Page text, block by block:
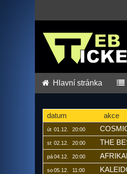
Hlavní stránka
datum akce
út 01.12. 20:00
st 02.12. 20:00 THE
pá04.12. 20:00
so05.12. 11:00